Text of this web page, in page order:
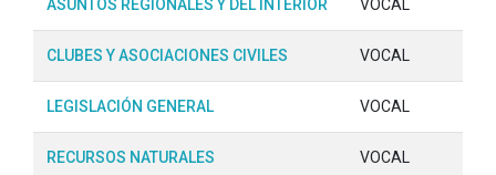
ASUNTOS REGIONALES Y DEL INTERIOR VOCAL
CLUBES Y ASOCIACIONES CIVILES VOCAL
LEGISLACIÓN GENERAL VOCAL
RECURSOS NATURALES VOCAL